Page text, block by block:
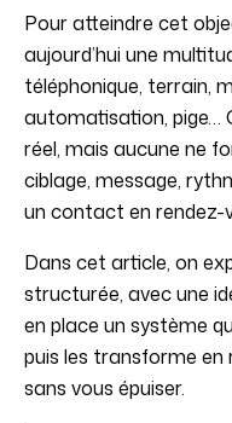
Pour atteindre cet
aujourd’hui une
téléphonique, terrain,
automatisation, pige…
réel, mais aucune ne
ciblage, message,
un contact en rendez-
Dans cet article, on
structurée, avec une
en place un système
puis les transforme
sans vous épuiser.